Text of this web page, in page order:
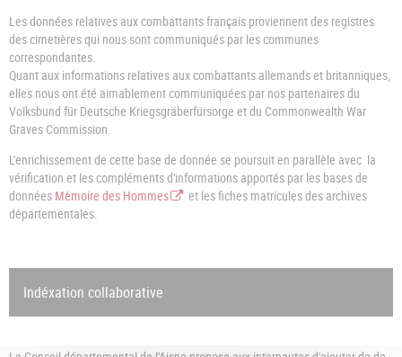
Les données relatives aux combattants français proviennent des registres
des cimetières qui nous sont communiqués par les communes
correspondantes.
Quant aux informations relatives aux combattants allemands et britanniques,
elles nous ont été aimablement communiquées par nos partenaires du
Volksbund für Deutsche Kriegsgräberfürsorge et du Commonwealth War
Graves Commission.
L'enrichissement de cette base de donnée se poursuit en parallèle avec la
vérification et les compléments d'informations apportés par les bases de
données Mémoire des Hommes
et les fiches matricules des archives
départementales.
Indéxation collaborative